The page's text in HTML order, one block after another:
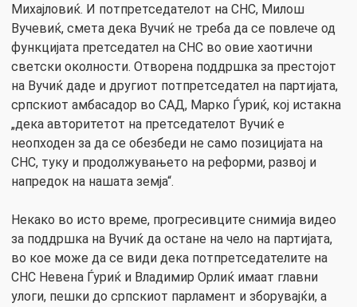
Михајловиќ. И потпретседателот на СНС, Милош
Вучевиќ, смета дека Вучиќ не треба да се повлече од
функцијата претседател на СНС во овие хаотични
светски околности. Отворена поддршка за престојот
на Вучиќ даде и другиот потпретседател на партијата,
српскиот амбасадор во САД, Марко Ѓуриќ, кој истакна
„дека авторитетот на претседателот Вучиќ е
неопходен за да се обезбеди не само позицијата на
СНС, туку и продолжувањето на реформи, развој и
напредок на нашата земја“.
Некако во исто време, прогресивците снимија видео
за поддршка на Вучиќ да остане на чело на партијата,
во кое може да се види дека потпретседателите на
СНС Невена Ѓуриќ и Владимир Орлиќ имаат главни
улоги, пешки до српскиот парламент и зборувајќи, а